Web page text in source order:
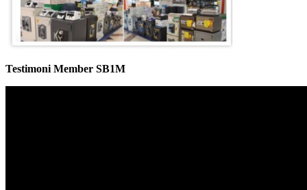
Testimoni Member SB1M